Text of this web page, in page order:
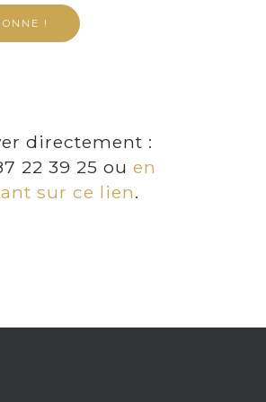
directement :
22 39 25 ou en
sur ce lien.